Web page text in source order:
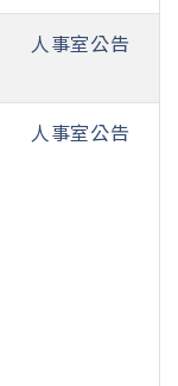
人事室公告
人事室公告